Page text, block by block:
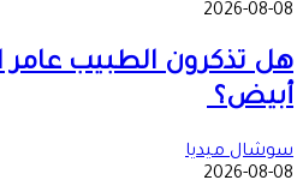
2026-08-08
هل تذكرون الطبيب عامر
أبيض؟
سوشال ميديا
2026-08-08